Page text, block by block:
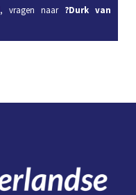
, vragen naar ?Durk van